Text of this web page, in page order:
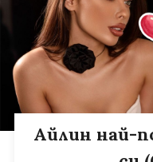
Айлин най-